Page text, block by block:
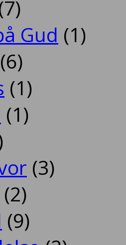
Gud (1)
(6)
(1)
(1)
(3)
(2)
(9)